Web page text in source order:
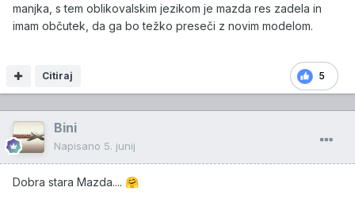
manjka, s tem oblikovalskim jezikom je mazda res zadela in
imam občutek, da ga bo težko preseči z novim modelom.
5
Citiraj
Bini
Napisano 5. junij
Dobra stara Mazda.... 🤗